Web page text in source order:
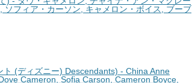
フィア・カーソン, キャメロン・ボイス, ブーブ
ト (ディズニー) Descendants) - China Anne
Cameron, Sofia Carson, Cameron Boyce,